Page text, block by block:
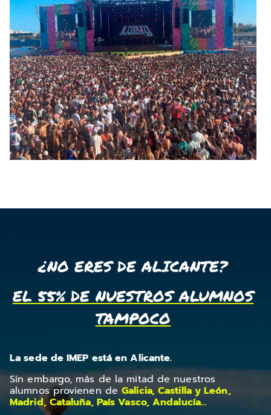
¿NO ERES DE ALICANTE?
EL 55% DE NUESTROS ALUMNOS
TAMPOCO
La sede de IMEP está en Alicante.
Sin embargo, más de la mitad de nuestros
alumnos provienen deGalicia, Castilla y León,
Madrid, Cataluña, País Vasco, Andalucía…